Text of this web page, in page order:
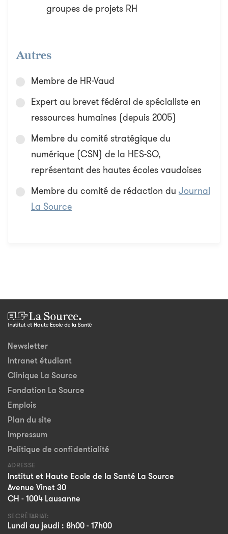
groupes de projets RH
Autres
Membre de HR-Vaud
Expert au brevet fédéral de spécialiste en
ressources humaines (depuis 2005)
Membre du comité stratégique du
numérique (CSN) de la HES-SO,
représentant des hautes écoles vaudoises
Membre du comité de rédaction du Journal
La Source
Newsletter
Intranet étudiant
Clinique La Source
Fondation La Source
Emplois
Plan du site
Impressum
Politique de confidentialité
ADRESSE
Institut et Haute Ecole de la Santé La Source
Avenue Vinet 30
CH - 1004 Lausanne
SECRÉTARIAT:
Lundi au jeudi : 8h00 - 17h00